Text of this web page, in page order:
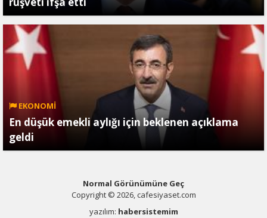
EKONOMİ
En düşük emekli aylığı için beklenen açıklama
geldi
Normal Görünümüne Geç
Copyright © 2026, cafesiyaset.com
yazılım: habersistemim